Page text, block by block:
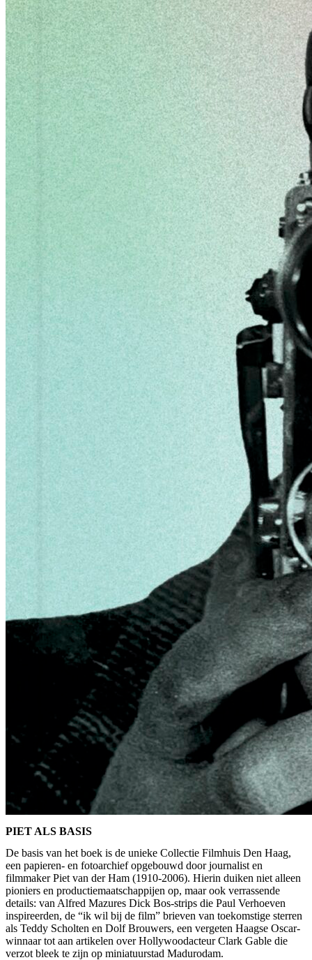
PIET ALS BASIS
De basis van het boek is de unieke Collectie Filmhuis Den Haag,
een papieren- en fotoarchief opgebouwd door journalist en
filmmaker Piet van der Ham (1910-2006). Hierin duiken niet alleen
pioniers en productiemaatschappijen op, maar ook verrassende
details: van Alfred Mazures Dick Bos-strips die Paul Verhoeven
inspireerden, de “ik wil bij de film” brieven van toekomstige sterren
als Teddy Scholten en Dolf Brouwers, een vergeten Haagse Oscar-
winnaar tot aan artikelen over Hollywoodacteur Clark Gable die
verzot bleek te zijn op miniatuurstad Madurodam.